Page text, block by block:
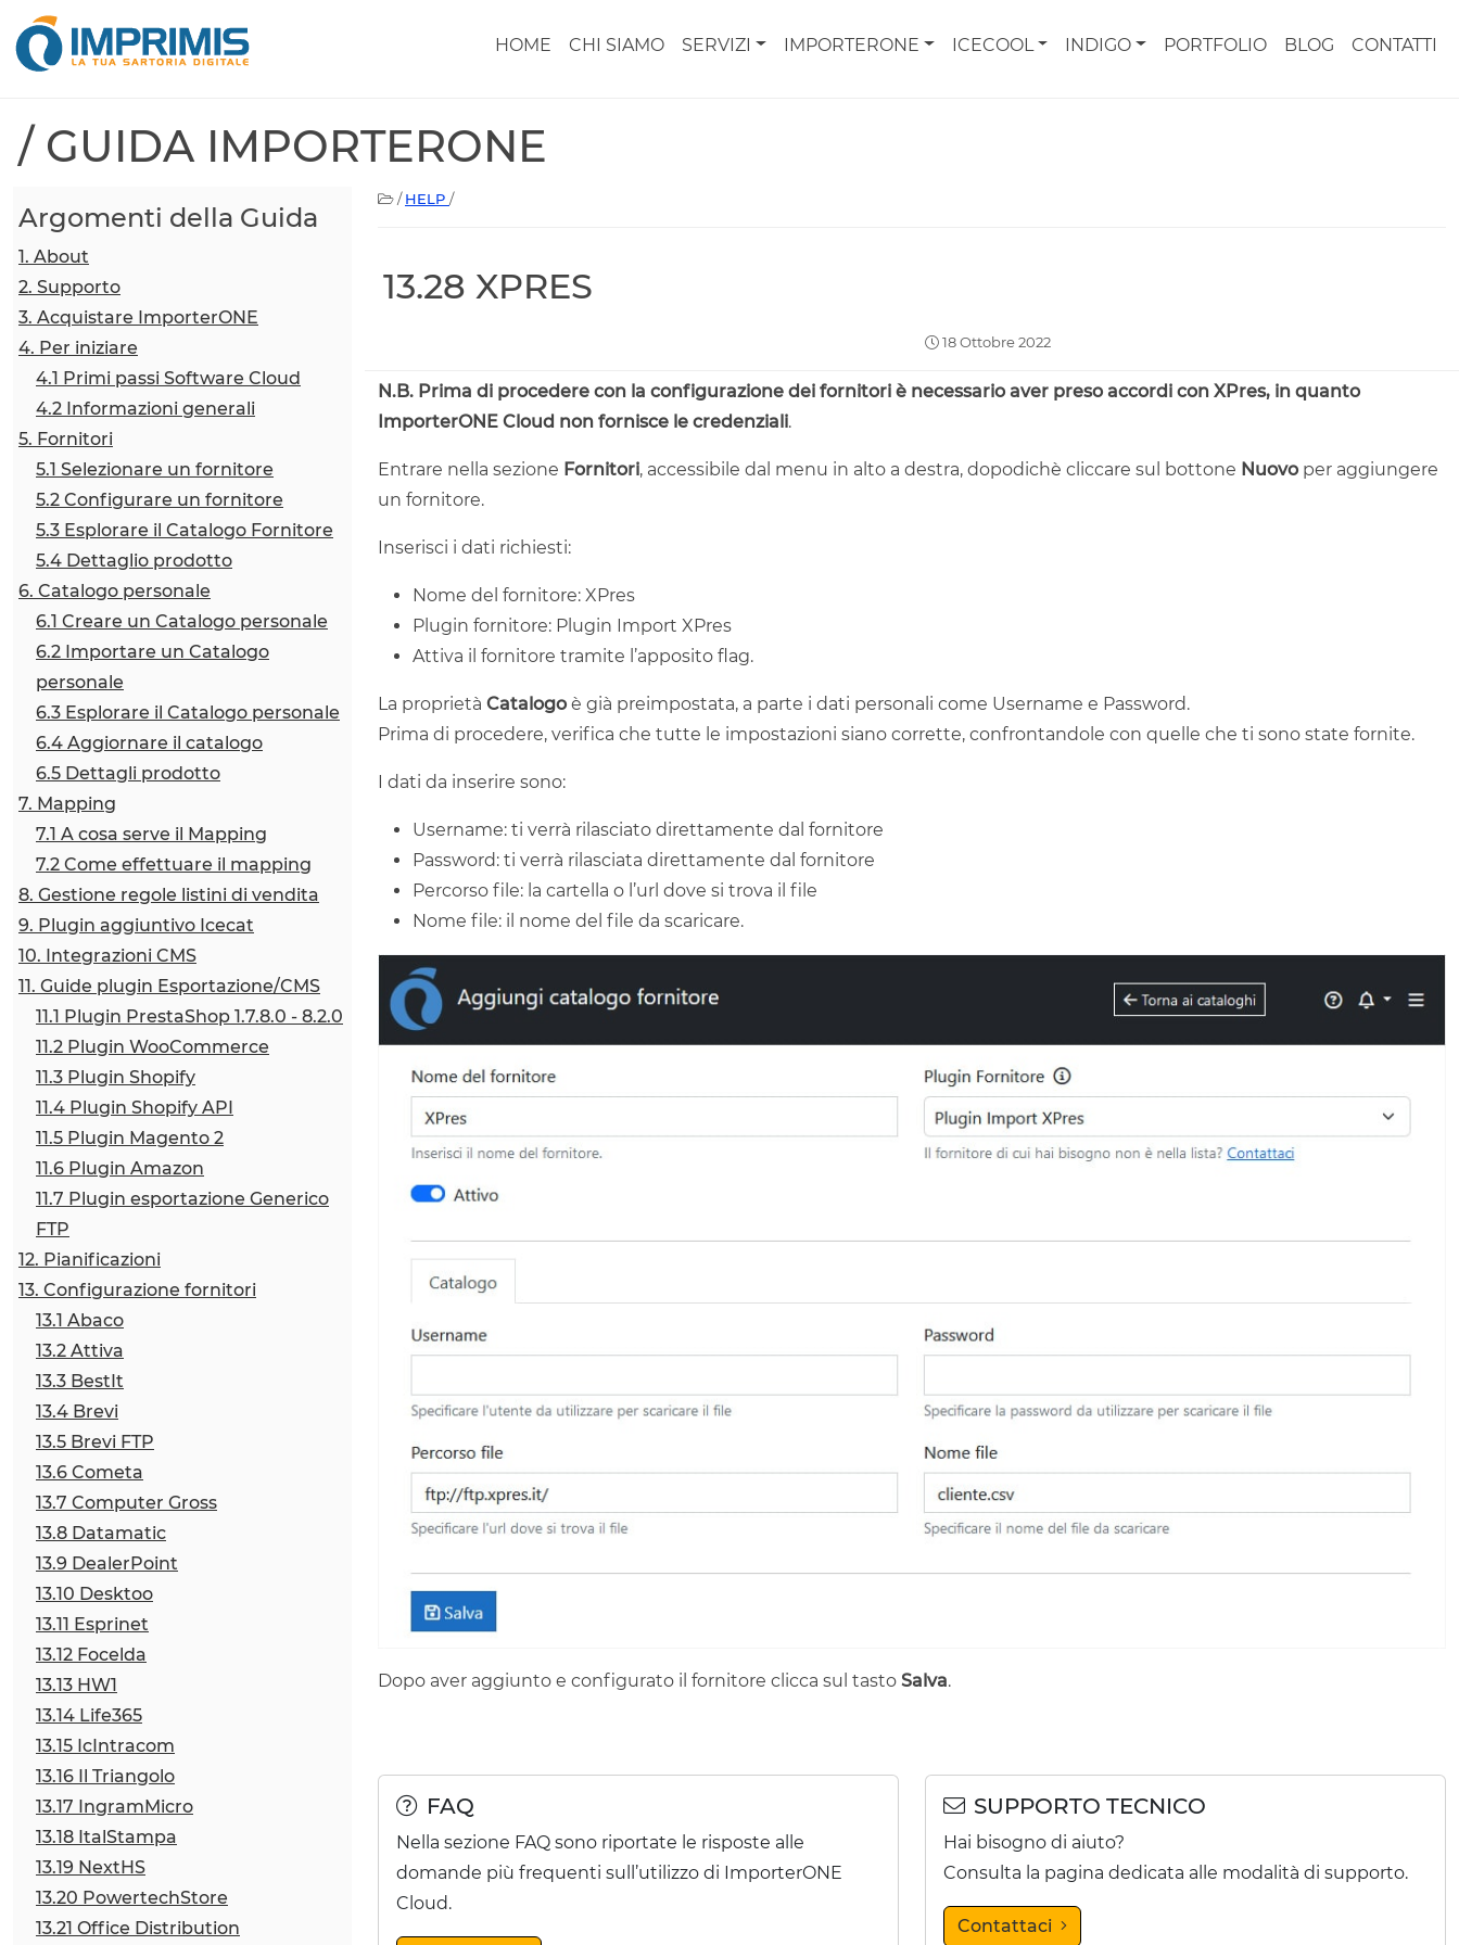
HOME CHI SIAMO SERVIZI IMPORTERONE ICECOOL INDIGO PORTFOLIO BLOG CONTATTI
/ GUIDA IMPORTERONE
Argomenti della Guida
1. About
2. Supporto
3. Acquistare ImporterONE
4. Per iniziare
4.1 Primi passi Software Cloud
4.2 Informazioni generali
5. Fornitori
5.1 Selezionare un fornitore
5.2 Configurare un fornitore
5.3 Esplorare il Catalogo Fornitore
5.4 Dettaglio prodotto
6. Catalogo personale
6.1 Creare un Catalogo personale
6.2 Importare un Catalogo
personale
6.3 Esplorare il Catalogo personale
6.4 Aggiornare il catalogo
6.5 Dettagli prodotto
7. Mapping
7.1 A cosa serve il Mapping
7.2 Come effettuare il mapping
8. Gestione regole listini di vendita
9. Plugin aggiuntivo Icecat
10. Integrazioni CMS
11. Guide plugin Esportazione/CMS
11.1 Plugin PrestaShop 1.7.8.0 - 8.2.0
11.2 Plugin WooCommerce
11.3 Plugin Shopify
11.4 Plugin Shopify API
11.5 Plugin Magento 2
11.6 Plugin Amazon
11.7 Plugin esportazione Generico
FTP
12. Pianificazioni
13. Configurazione fornitori
13.1 Abaco
13.2 Attiva
13.3 BestIt
13.4 Brevi
13.5 Brevi FTP
13.6 Cometa
13.7 Computer Gross
13.8 Datamatic
13.9 DealerPoint
13.10 Desktoo
13.11 Esprinet
13.12 Focelda
13.13 HW1
13.14 Life365
13.15 IcIntracom
13.16 Il Triangolo
13.17 IngramMicro
13.18 ItalStampa
13.19 NextHS
13.20 PowertechStore
13.21 Office Distribution
/HELP /
13.28 XPRES
18 Ottobre 2022
N.B. Prima di procedere con la configurazione dei fornitori è necessario aver preso accordi con XPres, in quanto
ImporterONE Cloud non fornisce le credenziali.
Entrare nella sezione Fornitori, accessibile dal menu in alto a destra, dopodichè cliccare sul bottone Nuovo per aggiungere
un fornitore.
Inserisci i dati richiesti:
Nome del fornitore: XPres
Plugin fornitore: Plugin Import XPres
Attiva il fornitore tramite l’apposito flag.
La proprietà Catalogo è già preimpostata, a parte i dati personali come Username e Password.
Prima di procedere, verifica che tutte le impostazioni siano corrette, confrontandole con quelle che ti sono state fornite.
I dati da inserire sono:
Username: ti verrà rilasciato direttamente dal fornitore
Password: ti verrà rilasciata direttamente dal fornitore
Percorso file: la cartella o l’url dove si trova il file
Nome file: il nome del file da scaricare.
Dopo aver aggiunto e configurato il fornitore clicca sul tasto Salva.
FAQ
Nella sezione FAQ sono riportate le risposte alle
domande più frequenti sull’utilizzo di ImporterONE
Cloud.
SUPPORTO TECNICO
Hai bisogno di aiuto?
Consulta la pagina dedicata alle modalità di supporto.
Contattaci